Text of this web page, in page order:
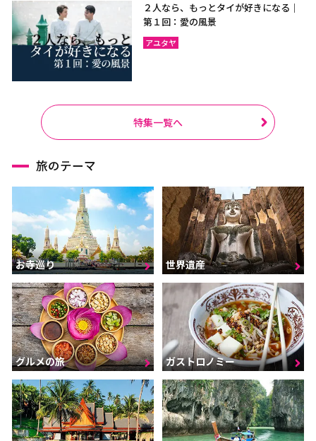
２人なら、もっとタイが好きになる｜
第１回：愛の風景
アユタヤ
特集一覧へ
旅のテーマ
お寺巡り 世界遺産
グルメの旅 ガストロノミー